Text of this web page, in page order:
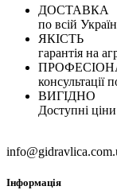
ДОСТАВКА
по всій
ЯКІСТЬ
гарантія на
консультації
ВИГІДНО
Доступні ціни
Інформація